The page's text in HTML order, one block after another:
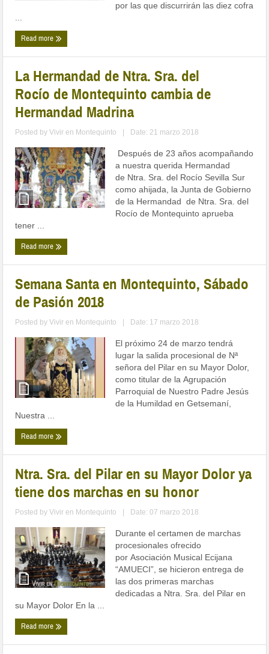
por las que discurrirán las diez cofra
...
Read more
La Hermandad de Ntra. Sra. del
Rocío de Montequinto cambia de
Hermandad Madrina
Posted byVivir en Montequinto Date: 21 marzo 2018
Después de 23 años acompañando
a nuestra querida Hermandad
de Ntra. Sra. del Rocío Sevilla Sur
como ahijada, la Junta de Gobierno
de la Hermandad de Ntra. Sra. del
Rocío de Montequinto aprueba
tener ...
Read more
Semana Santa en Montequinto, Sábado
de Pasión 2018
Posted byVivir en Montequinto Date: 17 marzo 2018
El próximo 24 de marzo tendrá
lugar la salida procesional de Nª
señora del Pilar en su Mayor Dolor,
como titular de la Agrupación
Parroquial de Nuestro Padre Jesús
de la Humildad en Getsemaní,
Nuestra ...
Read more
Ntra. Sra. del Pilar en su Mayor Dolor ya
tiene dos marchas en su honor
Posted byVivir en Montequinto Date: 07 marzo 2018
Durante el certamen de marchas
procesionales ofrecido
por Asociación Musical Ecijana
“AMUECI”, se hicieron entrega de
las dos primeras marchas
dedicadas a Ntra. Sra. del Pilar en
su Mayor Dolor En la ...
Read more